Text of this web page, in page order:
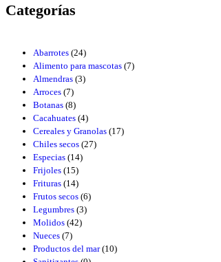
Categorías
Abarrotes (24)
Alimento para mascotas (7)
Almendras (3)
Arroces (7)
Botanas (8)
Cacahuates (4)
Cereales y Granolas (17)
Chiles secos (27)
Especias (14)
Frijoles (15)
Frituras (14)
Frutos secos (6)
Legumbres (3)
Molidos (42)
Nueces (7)
Productos del mar (10)